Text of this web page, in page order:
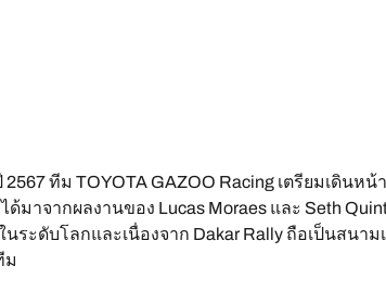
ทีม TOYOTA GAZOO Racing เตรียมเดินหน้
าจากผลงานของ Lucas Moraes และ Seth
ะดับโลกและเนื่องจาก Dakar Rally ถือเป็นสนาม
ม